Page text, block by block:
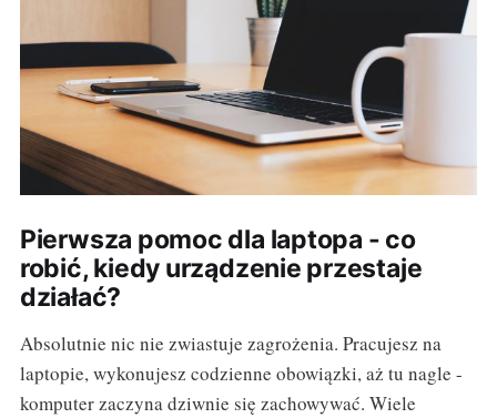
Pierwsza pomoc dla laptopa - co
robić, kiedy urządzenie przestaje
działać?
Absolutnie nic nie zwiastuje zagrożenia. Pracujesz na
laptopie, wykonujesz codzienne obowiązki, aż tu nagle -
komputer zaczyna dziwnie się zachowywać. Wiele